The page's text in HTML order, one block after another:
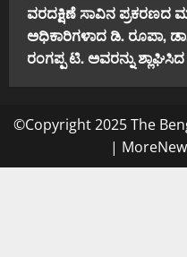
ವರದಕ್ಷಿಣೆ ಸಾವಿನ
ಅಧಿಕಾರಿಗಳಾದ ಡಿ. ರೂಪಾ,
ರಂಗಪ್ಪ ಟಿ. ಅವರನ್ನು
©Copyright 2025 The
|